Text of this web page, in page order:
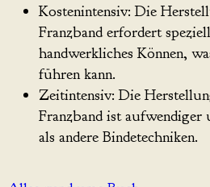
Kostenintensiv: Die
Franzband erfordert
handwerkliches Können,
führen kann.
Zeitintensiv: Die
Franzband ist
als andere Bindetechniken.